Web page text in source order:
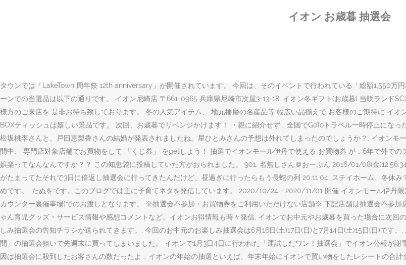
イオン お歳暮 抽選会
毎に応募券1枚プレゼントいたします。（1会計最大10枚まで） 応募いただいた方の中から、抽選で豪華賞品が当たります！
タウンでは「LakeTown 周年祭 12th anniversary」が開催されています。 今回は、そのイベントで行われている「総額1,550
ーンでの当選品は以下の通りです。 イオン尼崎店 〒661-0965 兵庫県尼崎市次屋3-13-18. イオン冬ギフト(お歳暮) 当咲ランド
様方のご来店を 是非お待ち致しております。 冬の人気アイテム、 地元播磨の名産品等 幅広い品揃えで お客様のご期待に イ
BOXティッシュは嬉しい景品です。 次回、お歳暮でリベンジかけます！ ・親に紹介せず... 全国でGoToトラベル一時停止にな
松坂桃李さんと、戸田恵梨香さんの結婚が発表されましたね。星ひとみさんの予想は外れてしまったのでしょうか？. イオンモ
間中、 専門店対象店舗でお買物をして 「くじ券」 をgetしよう！ 抽選でイオンモール伊丹で使える お買物券 が … 6年で外で
娯楽ってなんなんですか？？ この知恵袋に投稿していた方がおられました。 901: 名無しさん＠おーぷん 2016/01/08(金
がたまってたそれで3日に倍返し抽選会に行ってきたんだけど、昼過ぎに行ったらもう長蛇の列 20.11.04. ステイホーム、冬休
めです。, たぬをです。このブログでは主に子育てネタを発信しています。 2020/10/24 - 2020/11/01 開催 イオンモール伊丹
カウンター裏催事場)でのお渡しとなります。 ※抽選会不参加・お買物券をご利用いただけない店舗※ 下記店舗は抽選会不参
ゃん育児グッズ・サービス情報や感想コメントなど。イオンお得情報も時々発信, イオンでお中元やお歳暮を買った場合に次
しみ抽選会の告知チラシが送られてきます。, 今回のお中元のお楽しみ抽選会は6月16日(土)17日(日)と7月14日(土)15日(日)です
間」の抽選会狙いで先週末に買ってしまいました。 イオンで1月3日4日に行われた「運試しだワン！抽選会」でイオン公報が
因は抽選会に殺到したお客さんの数だったよ … イオンの年始の抽選といえば、年末年始にイオンで買い物をしたレシートの合